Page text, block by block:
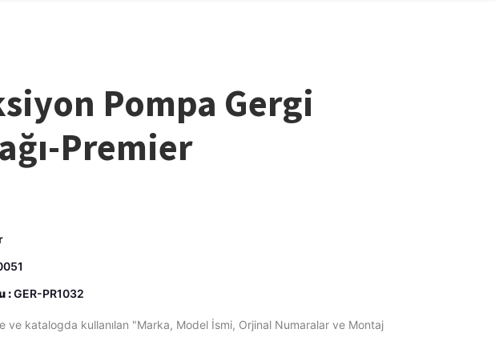
Pompa Gergi
Premier
:GER-PR1032
ve katalogda kullanılan "Marka, Model İsmi, Orjinal Numaralar ve Montaj